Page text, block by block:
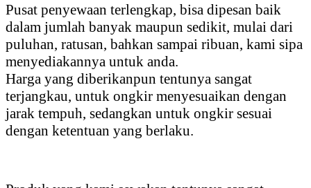
Pusat penyewaan terlengkap, bisa dipesan baik
dalam jumlah banyak maupun sedikit, mulai dari
puluhan, ratusan, bahkan sampai ribuan, kami sipa
menyediakannya untuk anda.
Harga yang diberikanpun tentunya sangat
terjangkau, untuk ongkir menyesuaikan dengan
jarak tempuh, sedangkan untuk ongkir sesuai
dengan ketentuan yang berlaku.